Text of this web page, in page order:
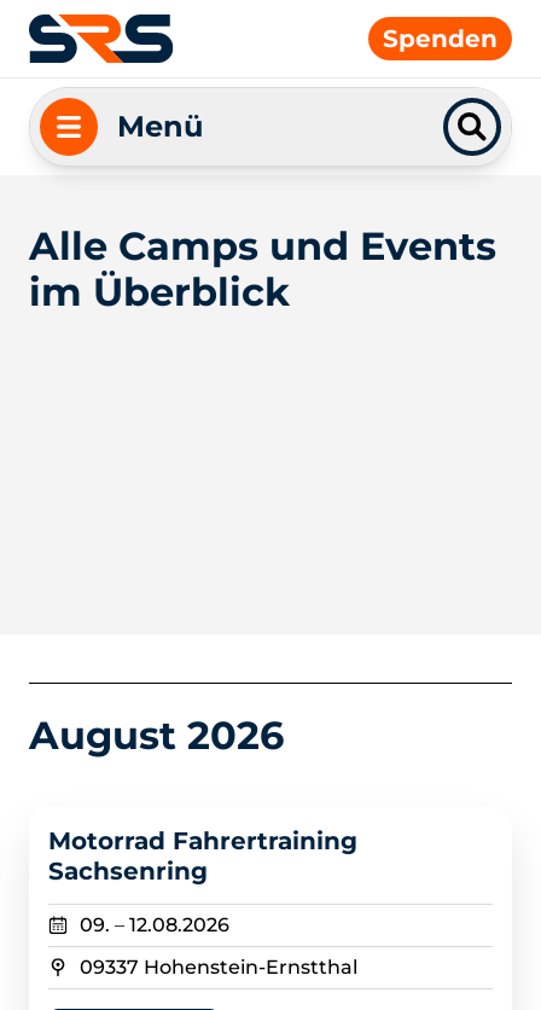
Spenden
Menü
Alle Camps und Events
im Überblick
August 2026
Motorrad Fahrertraining
Sachsenring
09. – 12.08.2026
09337 Hohenstein-Ernstthal